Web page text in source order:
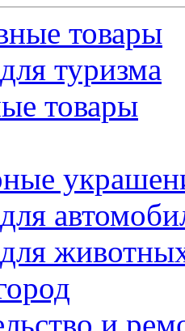
товары
туризма
товары
и